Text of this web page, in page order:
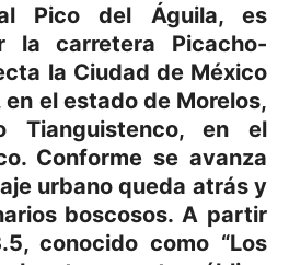
Pico del Águila, es
la carretera Picacho-
la Ciudad de México
el estado de Morelos,
Tianguistenco, en el
Conforme se avanza
urbano queda atrás y
boscosos. A partir
conocido como “Los